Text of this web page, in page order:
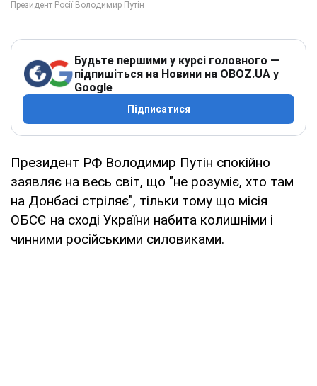
Будьте першими у курсі головного —
підпишіться на Новини на OBOZ.UA у
Google
Підписатися
Президент РФ Володимир Путін спокійно
заявляє на весь світ, що "не розуміє, хто там
на Донбасі стріляє", тільки тому що місія
ОБСЄ на сході України набита колишніми і
чинними російськими силовиками.